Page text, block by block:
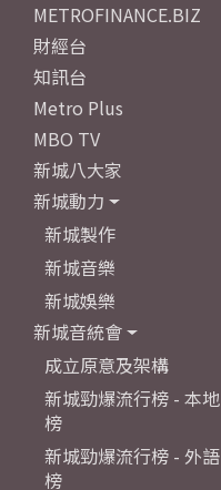
METROFINANCE.BIZ
財經台
知訊台
Metro Plus
MBO TV
新城八大家
新城動力
新城製作
新城音樂
新城娛樂
新城音統會
成立原意及架構
新城勁爆流行榜 - 本地
榜
新城勁爆流行榜 - 外語
榜